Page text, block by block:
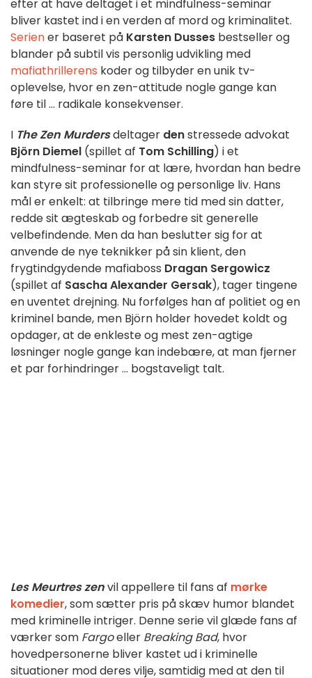
efter at have deltaget i et mindfulness-seminar
bliver kastet ind i en verden af mord og kriminalitet.
Seriener baseret på Karsten Dusses bestseller og
blander på subtil vis personlig udvikling med
mafiathrillerens koder og tilbyder en unik tv-
oplevelse, hvor en zen-attitude nogle gange kan
føre til ... radikale konsekvenser.
I The Zen Murdersdeltager denstressede advokat
Björn Diemel (spillet af Tom Schilling) i et
mindfulness-seminar for at lære, hvordan han bedre
kan styre sit professionelle og personlige liv. Hans
mål er enkelt: at tilbringe mere tid med sin datter,
redde sit ægteskab og forbedre sit generelle
velbefindende. Men da han beslutter sig for at
anvende de nye teknikker på sin klient, den
frygtindgydende mafiaboss Dragan Sergowicz
(spillet af Sascha Alexander Gersak), tager tingene
en uventet drejning. Nu forfølges han af politiet og en
kriminel bande, men Björn holder hovedet koldt og
opdager, at de enkleste og mest zen-agtige
løsninger nogle gange kan indebære, at man fjerner
et par forhindringer ... bogstaveligt talt.
Les Meurtres zenvil appellere til fans af mørke
komedier, som sætter pris på skæv humor blandet
med kriminelle intriger. Denne serie vil glæde fans af
værker som Fargoeller Breaking Bad, hvor
hovedpersonerne bliver kastet ud i kriminelle
situationer mod deres vilje, samtidig med at den til